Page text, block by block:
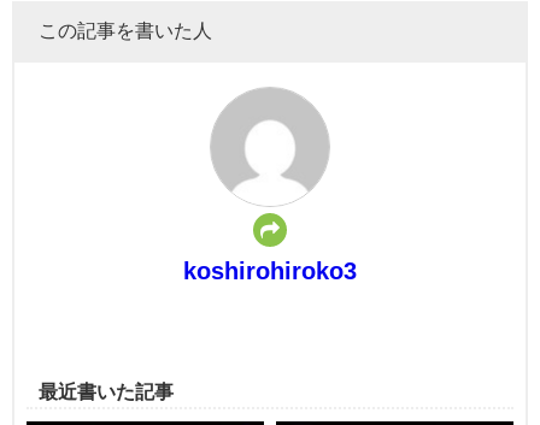
この記事を書いた人
koshirohiroko3
最近書いた記事